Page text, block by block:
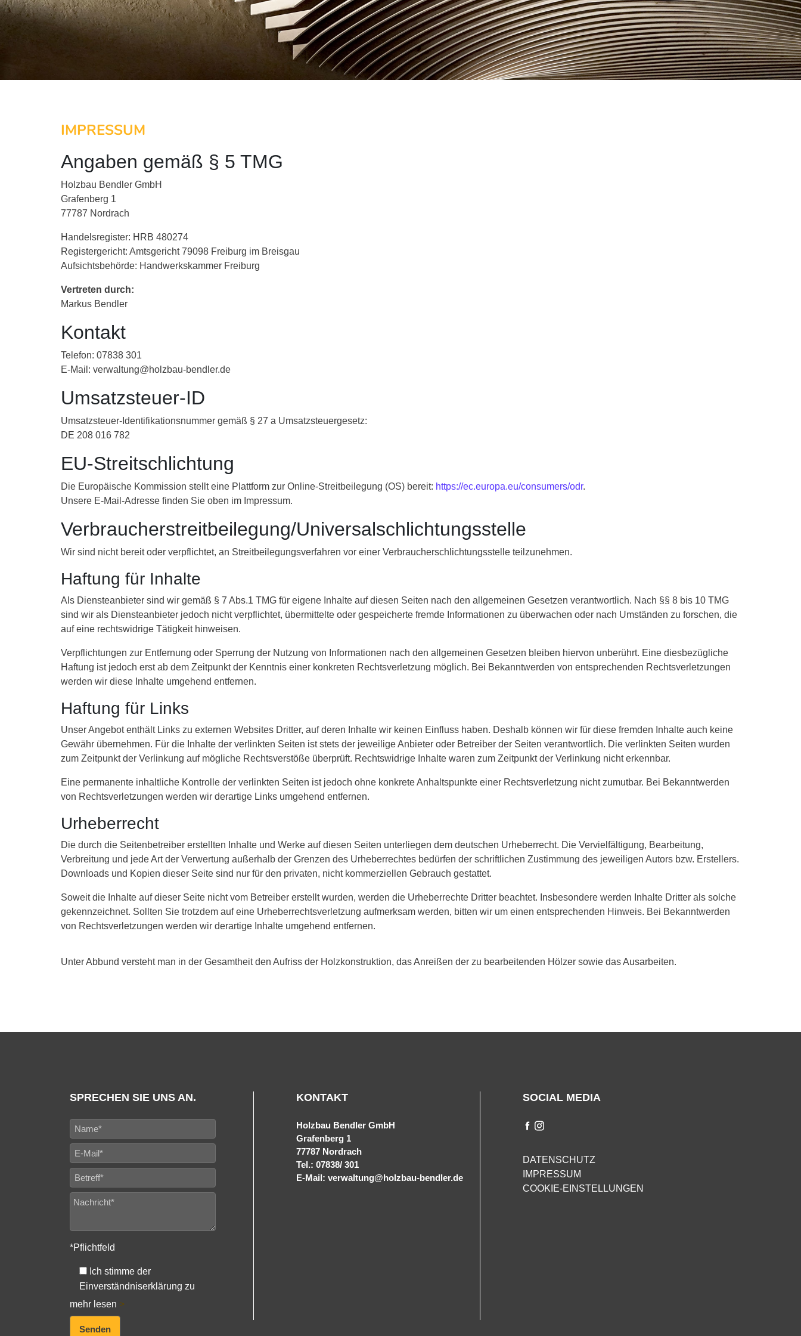
IMPRESSUM
Angaben gemäß § 5 TMG
Holzbau Bendler GmbH
Grafenberg 1
77787 Nordrach
Handelsregister: HRB 480274
Registergericht: Amtsgericht 79098 Freiburg im Breisgau
Aufsichtsbehörde: Handwerkskammer Freiburg
Vertreten durch:
Markus Bendler
Kontakt
Telefon: 07838 301
E-Mail: verwaltung@holzbau-bendler.de
Umsatzsteuer-ID
Umsatzsteuer-Identifikationsnummer gemäß § 27 a Umsatzsteuergesetz:
DE 208 016 782
EU-Streitschlichtung
Die Europäische Kommission stellt eine Plattform zur Online-Streitbeilegung (OS) bereit: https://ec.europa.eu/consumers/odr.
Unsere E-Mail-Adresse finden Sie oben im Impressum.
Verbraucher­streit­beilegung/Universal­schlichtungs­stelle
Wir sind nicht bereit oder verpflichtet, an Streitbeilegungsverfahren vor einer Verbraucherschlichtungsstelle teilzunehmen.
Haftung für Inhalte
Als Diensteanbieter sind wir gemäß § 7 Abs.1 TMG für eigene Inhalte auf diesen Seiten nach den allgemeinen Gesetzen verantwortlich. Nach §§ 8 bis 10 TMG
sind wir als Diensteanbieter jedoch nicht verpflichtet, übermittelte oder gespeicherte fremde Informationen zu überwachen oder nach Umständen zu forschen, die
auf eine rechtswidrige Tätigkeit hinweisen.
Verpflichtungen zur Entfernung oder Sperrung der Nutzung von Informationen nach den allgemeinen Gesetzen bleiben hiervon unberührt. Eine diesbezügliche
Haftung ist jedoch erst ab dem Zeitpunkt der Kenntnis einer konkreten Rechtsverletzung möglich. Bei Bekanntwerden von entsprechenden Rechtsverletzungen
werden wir diese Inhalte umgehend entfernen.
Haftung für Links
Unser Angebot enthält Links zu externen Websites Dritter, auf deren Inhalte wir keinen Einfluss haben. Deshalb können wir für diese fremden Inhalte auch keine
Gewähr übernehmen. Für die Inhalte der verlinkten Seiten ist stets der jeweilige Anbieter oder Betreiber der Seiten verantwortlich. Die verlinkten Seiten wurden
zum Zeitpunkt der Verlinkung auf mögliche Rechtsverstöße überprüft. Rechtswidrige Inhalte waren zum Zeitpunkt der Verlinkung nicht erkennbar.
Eine permanente inhaltliche Kontrolle der verlinkten Seiten ist jedoch ohne konkrete Anhaltspunkte einer Rechtsverletzung nicht zumutbar. Bei Bekanntwerden
von Rechtsverletzungen werden wir derartige Links umgehend entfernen.
Urheberrecht
Die durch die Seitenbetreiber erstellten Inhalte und Werke auf diesen Seiten unterliegen dem deutschen Urheberrecht. Die Vervielfältigung, Bearbeitung,
Verbreitung und jede Art der Verwertung außerhalb der Grenzen des Urheberrechtes bedürfen der schriftlichen Zustimmung des jeweiligen Autors bzw. Erstellers.
Downloads und Kopien dieser Seite sind nur für den privaten, nicht kommerziellen Gebrauch gestattet.
Soweit die Inhalte auf dieser Seite nicht vom Betreiber erstellt wurden, werden die Urheberrechte Dritter beachtet. Insbesondere werden Inhalte Dritter als solche
gekennzeichnet. Sollten Sie trotzdem auf eine Urheberrechtsverletzung aufmerksam werden, bitten wir um einen entsprechenden Hinweis. Bei Bekanntwerden
von Rechtsverletzungen werden wir derartige Inhalte umgehend entfernen.
Unter Abbund versteht man in der Gesamtheit den Aufriss der Holzkonstruktion, das Anreißen der zu bearbeitenden Hölzer sowie das Ausarbeiten.
SPRECHEN SIE UNS AN.
*Pflichtfeld
Ich stimme der
Einverständniserklärung zu
mehr lesen >
KONTAKT
Holzbau Bendler GmbH
Grafenberg 1
77787 Nordrach
Tel.: 07838/ 301
E-Mail: verwaltung@holzbau-bendler.de
SOCIAL MEDIA
DATENSCHUTZ
IMPRESSUM
COOKIE-EINSTELLUNGEN